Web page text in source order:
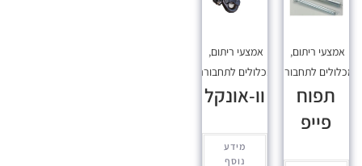
אמצעי ריתום,
מכלולים לתחבורה
תפוח
פייפ
אמצעי ריתום,
מכלולים לתחבורה
וו-אונקל
מידע
נוסף